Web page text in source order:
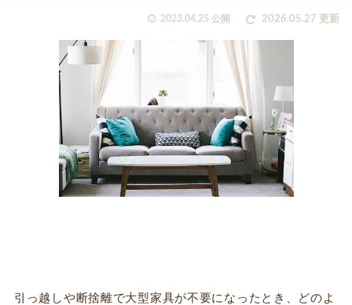
2023.04.25 公開 2026.05.27 更新
引っ越しや断捨離で大型家具が不要になったとき、どのよ